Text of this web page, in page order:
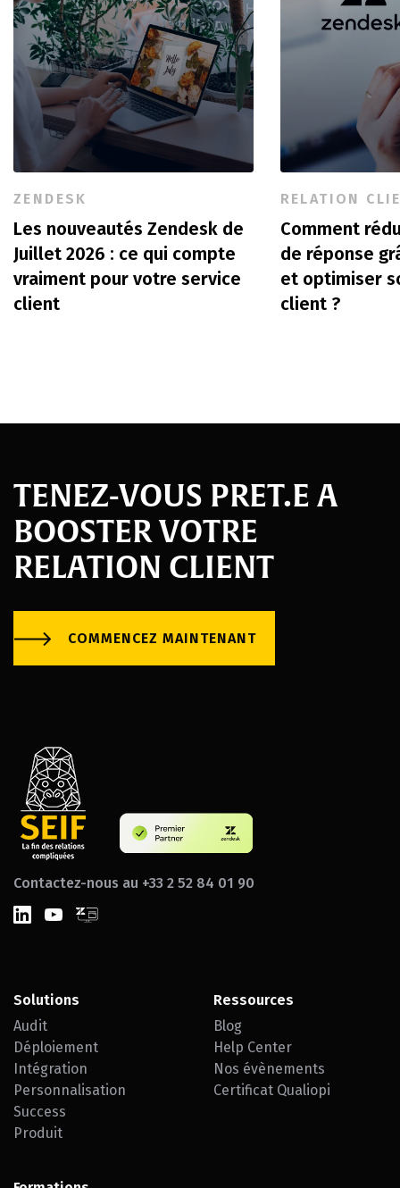
ZENDESK
Les nouveautés Zendesk de
Juillet 2026 : ce qui compte
vraiment pour votre service
client
RELATION
Comment
de réponse
et optimiser
client ?
TENEZ-VOUS PRET.E A
BOOSTER VOTRE
RELATION CLIENT
COMMENCEZ MAINTENANT
Contactez-nous au +33 2 52 84 01 90
Solutions
Audit
Déploiement
Intégration
Personnalisation
Success
Produit
Ressources
Blog
Help Center
Nos évènements
Certificat Qualiopi